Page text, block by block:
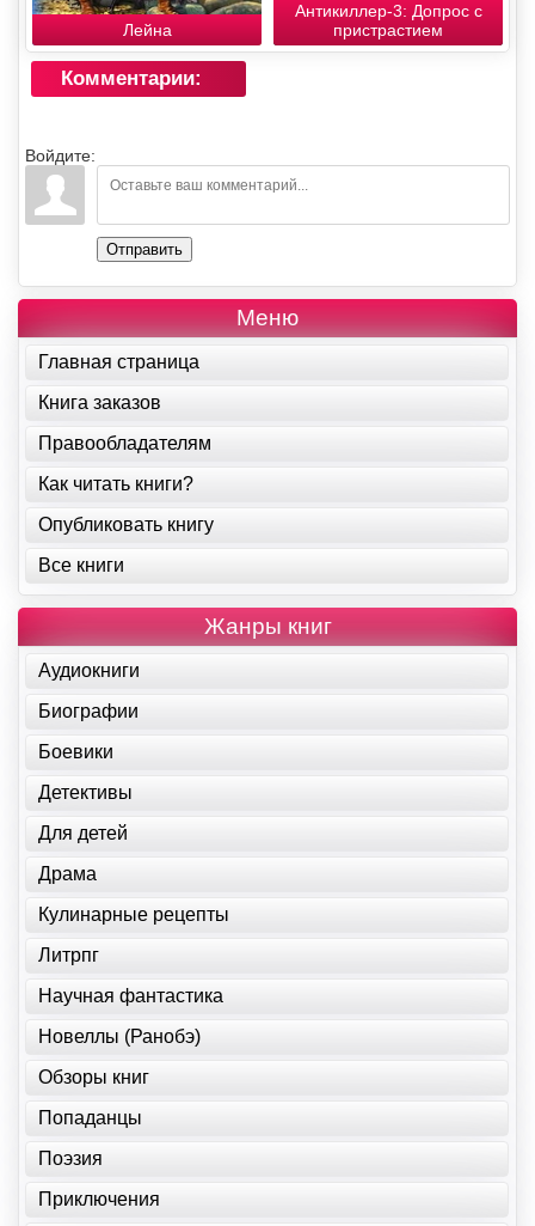
Лейна
Антикиллер-3: Допрос с
пристрастием
Комментарии:
Войдите:
Отправить
Меню
Главная страница
Книга заказов
Правообладателям
Как читать книги?
Опубликовать книгу
Все книги
Жанры книг
Аудиокниги
Биографии
Боевики
Детективы
Для детей
Драма
Кулинарные рецепты
Литрпг
Научная фантастика
Новеллы (Ранобэ)
Обзоры книг
Попаданцы
Поэзия
Приключения